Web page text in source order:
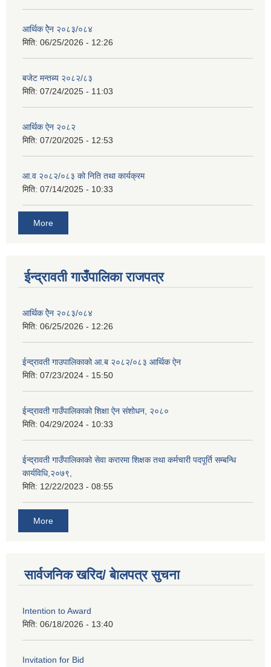
आर्थिक ऐेन २०८३/०८४
मिति: 06/25/2026 - 12:26
बजेट मन्तब्य २०८२/८३
मिति: 07/24/2025 - 11:03
आर्थिक ऐन २०८२
मिति: 07/20/2025 - 12:53
आ.व २०८२/०८३ को निति तथा कार्यक्रम
मिति: 07/14/2025 - 10:33
More
ईन्द्रावती गाउँपालिका राजपत्र
आर्थिक ऐेन २०८३/०८४
मिति: 06/25/2026 - 12:26
ईन्द्रावती गाउपालिकाको आ.ब २०८२/०८३ आर्थिक ऐन
मिति: 07/23/2024 - 15:50
ईन्द्रावती गाउँपालिकाको शिक्षा ऐन संशोधन, २०८०
मिति: 04/29/2024 - 10:33
ईन्द्रावती गाउँपालिकाको सेवा करारमा शिक्षक तथा कर्मचारी पदपूर्ति सम्बन्धि
कार्यविधि,२०७९,
मिति: 12/22/2023 - 08:55
More
सार्वजनिक खरिद/ बेालपत्र सुचना
Intention to Award
मिति: 06/18/2026 - 13:40
Invitation for Bid